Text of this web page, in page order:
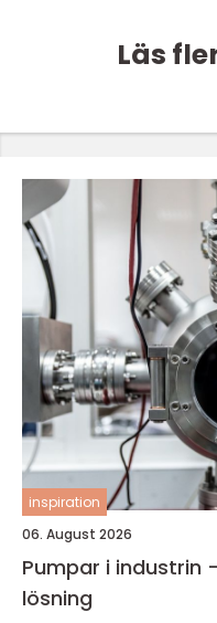
Läs
inspiration
06. August 2026
Pumpar i industrin
lösning